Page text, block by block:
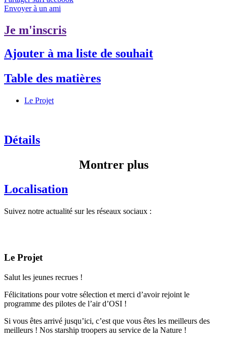
Envoyer à un ami
Je m'inscris
Ajouter à ma liste de souhait
Table des matières
Le Projet
Détails
Montrer plus
Localisation
Suivez notre actualité sur les réseaux sociaux :
Le Projet
Salut les jeunes recrues !
Félicitations pour votre sélection et merci d’avoir rejoint le
programme des pilotes de l’air d’OSI !
Si vous êtes arrivé jusqu’ici, c’est que vous êtes les meilleurs des
meilleurs ! Nos starship troopers au service de la Nature !